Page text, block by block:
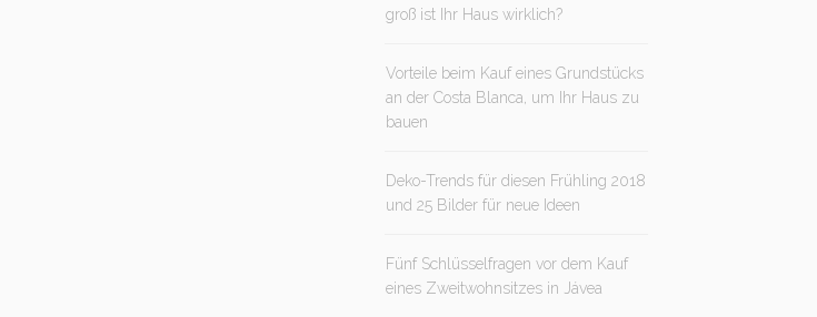
groß ist Ihr Haus wirklich?
Vorteile beim Kauf eines Grundstücks
an der Costa Blanca, um Ihr Haus zu
bauen
Deko-Trends für diesen Frühling 2018
und 25 Bilder für neue Ideen
Fünf Schlüsselfragen vor dem Kauf
eines Zweitwohnsitzes in Jávea